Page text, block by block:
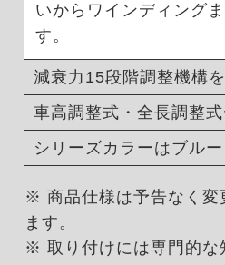
いからワインディング
す。
減衰力15段階調整機構
車高調整式・全長調整
シリーズカラーはブルー
※ 商品仕様は予告なく変
ます。
※ 取り付けには専門的な